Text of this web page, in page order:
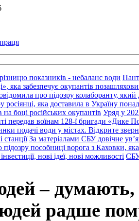
показників - небаланс води
яка забезпечує окупантів
про підозру колаборанту,
росіянці, яка доставила в Україну
боці російських окупантів Уряд у
передав воїнам 128-ї бригади «Дике
подачі води у містах. Відкрите
станції За матеріалами СБУ довічне
пособниці ворога з Каховки,
нові ідеї, нові можливості СБУ
–
радше